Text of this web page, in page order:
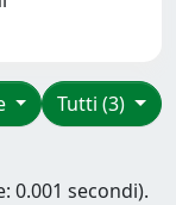
Tutti (3)
0.001 secondi).